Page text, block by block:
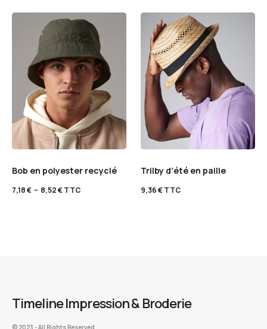
Bob en polyester recyclé
7,18€ – 8,52€TTC
Trilby d’été en paille
9,36€TTC
Timeline Impression & Broderie